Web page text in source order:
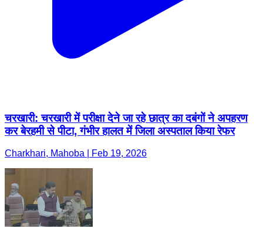
चरखारी: चरखारी में परीक्षा देने जा रहे छात्र का दबंगों ने अपहरण
कर बेरहमी से पीटा, गंभीर हालत में जिला अस्पताल किया रेफर
Charkhari, Mahoba | Feb 19, 2026